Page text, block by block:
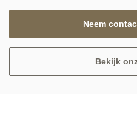
Neem
Bekijk